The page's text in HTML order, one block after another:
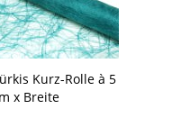
Kurz-Rolle à 5
m x Breite